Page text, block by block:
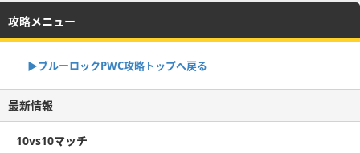
吉良涼介【みんなに届ける恩返
し】
蜂楽廻【かいぶつのいない世界】
攻略メニュー
▶︎ブルーロックPWC攻略トップへ戻る
最新情報
10vs10マッチ